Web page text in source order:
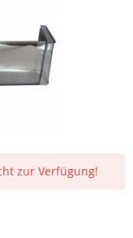
zur Verfügung!